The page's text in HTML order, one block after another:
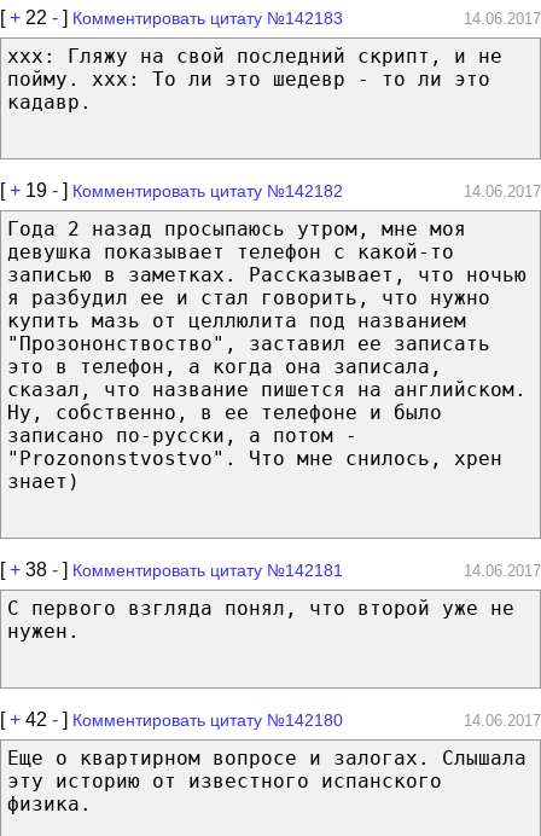
[+ 22 - ] Комментировать цитату №142183 14.06.2017
xxx: Гляжу на свой последний скрипт, и не
пойму. xxx: То ли это шедевр - то ли это
кадавр.
[+ 19 - ] Комментировать цитату №142182 14.06.2017
Года 2 назад просыпаюсь утром, мне моя
девушка показывает телефон с какой-то
записью в заметках. Рассказывает, что ночью
я разбудил ее и стал говорить, что нужно
купить мазь от целлюлита под названием
"Прозононствоство", заставил ее записать
это в телефон, а когда она записала,
сказал, что название пишется на английском.
Ну, собственно, в ее телефоне и было
записано по-русски, а потом -
"Prozononstvostvo". Что мне снилось, хрен
знает)
[+ 38 - ] Комментировать цитату №142181 14.06.2017
С первого взгляда понял, что второй уже не
нужен.
[+ 42 - ] Комментировать цитату №142180 14.06.2017
Еще о квартирном вопросе и залогах. Слышала
эту историю от известного испанского
физика.